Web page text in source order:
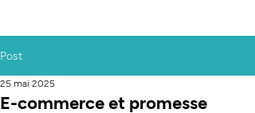
Post
E-commerce et promesse
25 mai 2025